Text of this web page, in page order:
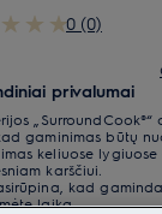
0 (0)
privalumai
gaminimas būtų
keliuose
karščiui.
kad
laiką.